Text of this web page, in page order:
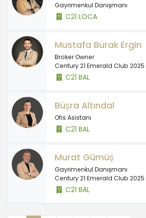
Gayrimenkul Danışmanı
C21 LOCA
Mustafa Burak Ergin
Broker Owner
Century 21 Emerald Club 2025
C21 BAL
Büşra Altındal
Ofis Asistanı
C21 BAL
Murat Gümüş
Gayrimenkul Danışmanı
Century 21 Emerald Club 2025
C21 BAL